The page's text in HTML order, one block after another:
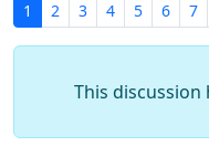
1 2 3 4 5 6 7
This discussion